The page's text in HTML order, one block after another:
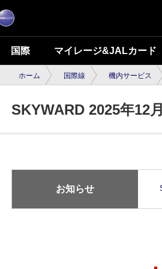
国際 マイレージ&JALカード
ホーム 国際線 機内サービス
SKYWARD 2025年12
お知らせ